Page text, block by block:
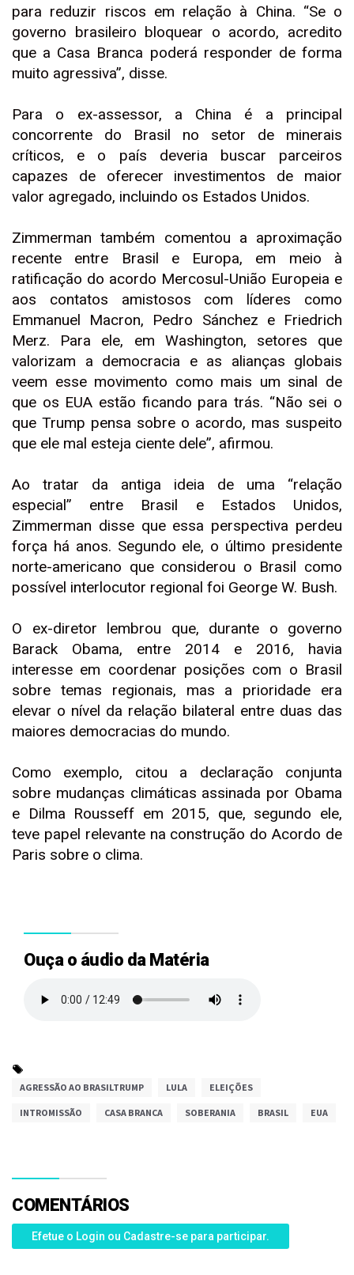
para reduzir riscos em relação à China. “Se o
governo brasileiro bloquear o acordo, acredito
que a Casa Branca poderá responder de forma
muito agressiva”, disse.
Para o ex-assessor, a China é a principal
concorrente do Brasil no setor de minerais
críticos, e o país deveria buscar parceiros
capazes de oferecer investimentos de maior
valor agregado, incluindo os Estados Unidos.
Zimmerman também comentou a aproximação
recente entre Brasil e Europa, em meio à
ratificação do acordo Mercosul-União Europeia e
aos contatos amistosos com líderes como
Emmanuel Macron, Pedro Sánchez e Friedrich
Merz. Para ele, em Washington, setores que
valorizam a democracia e as alianças globais
veem esse movimento como mais um sinal de
que os EUA estão ficando para trás. “Não sei o
que Trump pensa sobre o acordo, mas suspeito
que ele mal esteja ciente dele”, afirmou.
Ao tratar da antiga ideia de uma “relação
especial” entre Brasil e Estados Unidos,
Zimmerman disse que essa perspectiva perdeu
força há anos. Segundo ele, o último presidente
norte-americano que considerou o Brasil como
possível interlocutor regional foi George W. Bush.
O ex-diretor lembrou que, durante o governo
Barack Obama, entre 2014 e 2016, havia
interesse em coordenar posições com o Brasil
sobre temas regionais, mas a prioridade era
elevar o nível da relação bilateral entre duas das
maiores democracias do mundo.
Como exemplo, citou a declaração conjunta
sobre mudanças climáticas assinada por Obama
e Dilma Rousseff em 2015, que, segundo ele,
teve papel relevante na construção do Acordo de
Paris sobre o clima.
Ouça o áudio da Matéria
AGRESSÃO AO BRASILTRUMP LULA ELEIÇÕES
INTROMISSÃO CASA BRANCA SOBERANIA BRASIL EUA
COMENTÁRIOS
Efetue o Login ou Cadastre-se para participar.